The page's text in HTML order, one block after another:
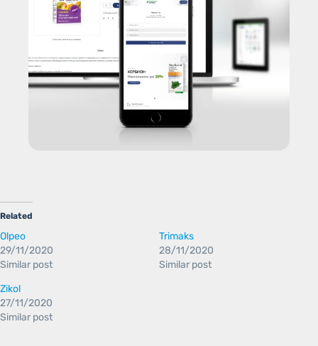
Related
Olpeo
29/11/2020
Similar post
Trimaks
28/11/2020
Similar post
Zikol
27/11/2020
Similar post